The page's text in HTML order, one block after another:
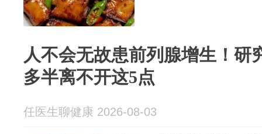
人不会无故患前列腺增生！研
多半离不开这5点
任医生聊健康 2026-08-03